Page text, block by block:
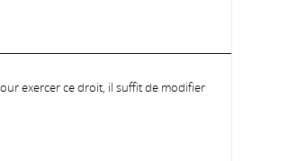
exercer ce droit, il suffit de modifier